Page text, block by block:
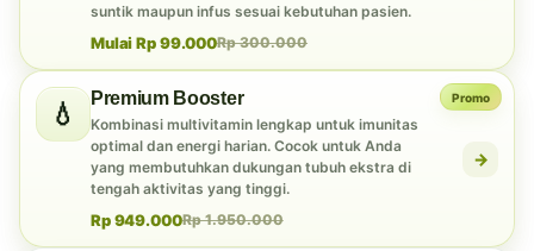
suntik maupun infus sesuai kebutuhan pasien.
Mulai Rp 99.000Rp 300.000
Promo
💧
Premium Booster
Kombinasi multivitamin lengkap untuk imunitas
optimal dan energi harian. Cocok untuk Anda
yang membutuhkan dukungan tubuh ekstra di
tengah aktivitas yang tinggi.
Rp 949.000Rp 1.950.000
→